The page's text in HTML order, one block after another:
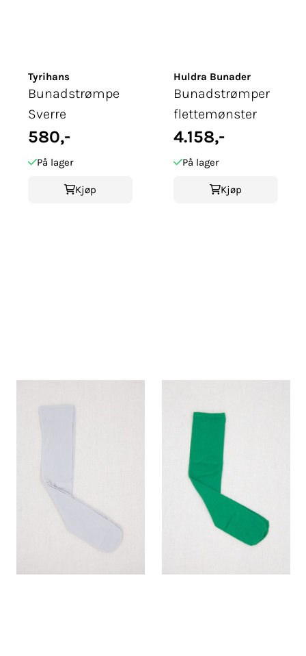
Tyrihans
Bunadstrømpe
Sverre
580,-
På lager
Kjøp
Huldra Bunader
Bunadstrømper
flettemønster
4.158,-
På lager
Kjøp